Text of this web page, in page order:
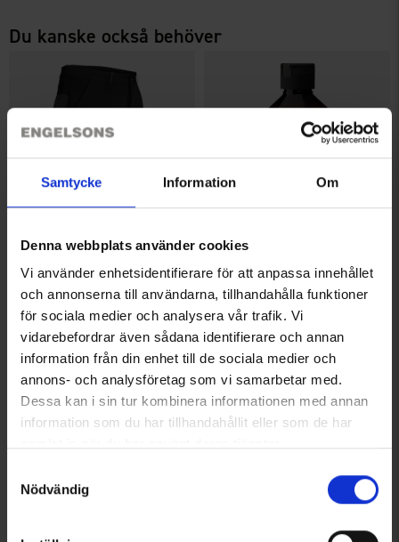
Samtycke Information Om
Denna webbplats använder cookies
Vi använder enhetsidentifierare för att anpassa innehållet
och annonserna till användarna, tillhandahålla funktioner
för sociala medier och analysera vår trafik. Vi
vidarebefordrar även sådana identifierare och annan
information från din enhet till de sociala medier och
annons- och analysföretag som vi samarbetar med.
Dessa kan i sin tur kombinera informationen med annan
information som du har tillhandahållit eller som de har
Nödvändig
Du kanske också behöver
Fritidsshorts Helags Herr
199 kr 399 kr 129 kr
Liknande produkter